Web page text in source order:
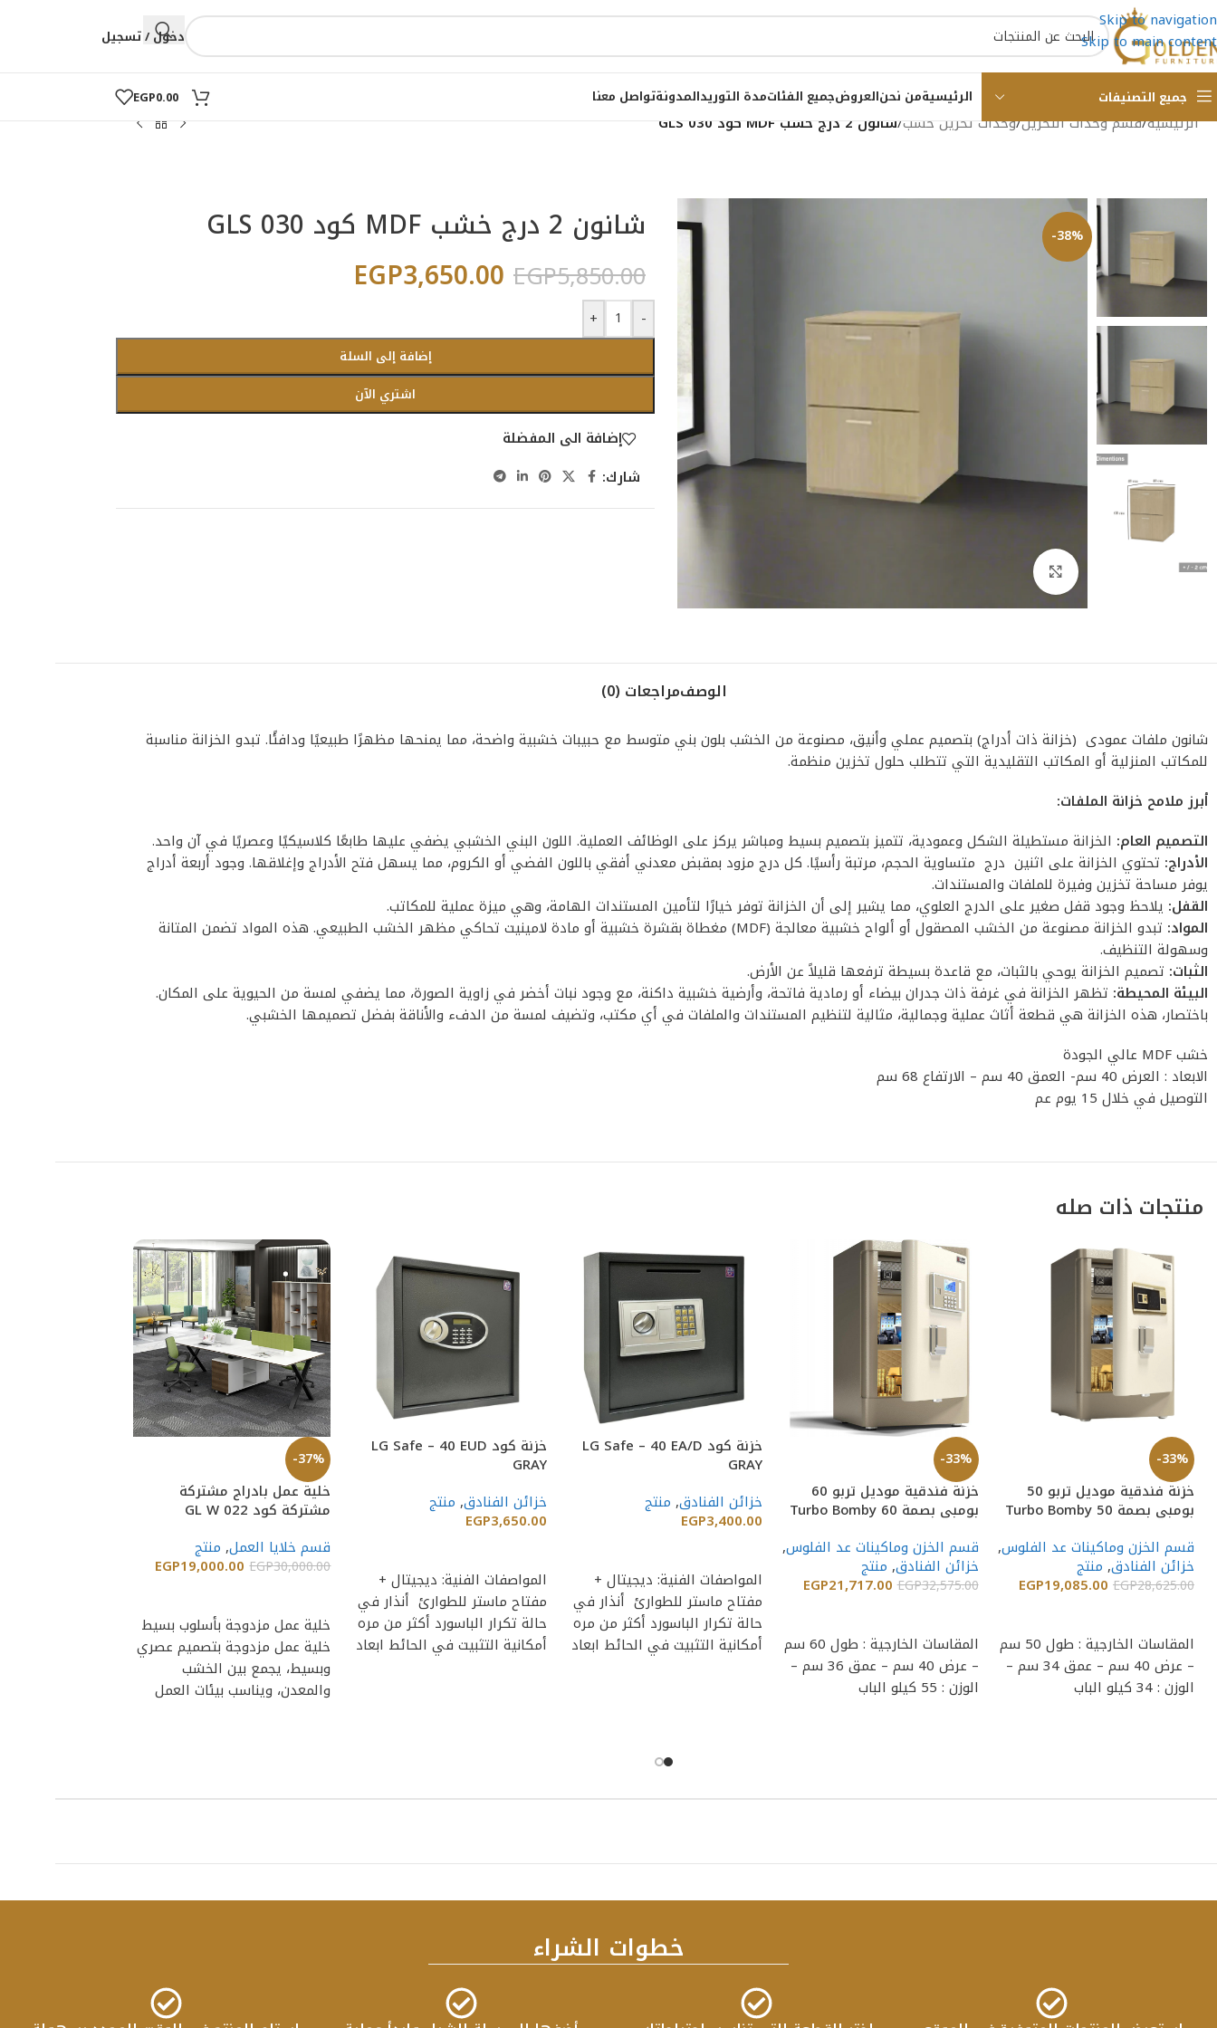
Skip to navigation
Skip to main content
دخول / تسجيل
جميع التصنيفات الرئيسيةمن نحنالعروضجميع الفئاتمدة التوريدالمدونةتواصل معنا EGP0.00
الرئيسية/قسم وحدات التخزين/وحدات تخزين خشب/شانون 2 درج خشب MDF كود GLS 030
-38% شانون 2 درج خشب MDF كود GLS 030
EGP5,850.00
EGP3,650.00
-
+
إضافة إلى السلة
اشتري الآن
إضافة الى المفضلة
شارك:
الوصفمراجعات (0)
شانون ملفات عمودى (خزانة ذات أدراج) بتصميم عملي وأنيق، مصنوعة من الخشب بلون بني متوسط مع حبيبات خشبية واضحة، مما يمنحها مظهرًا طبيعيًا ودافئًا. تبدو الخزانة مناسبة
للمكاتب المنزلية أو المكاتب التقليدية التي تتطلب حلول تخزين منظمة.
أبرز ملامح خزانة الملفات:
التصميم العام: الخزانة مستطيلة الشكل وعمودية، تتميز بتصميم بسيط ومباشر يركز على الوظائف العملية. اللون البني الخشبي يضفي عليها طابعًا كلاسيكيًا وعصريًا في آن واحد.
الأدراج: تحتوي الخزانة على اثنين درج متساوية الحجم، مرتبة رأسيًا. كل درج مزود بمقبض معدني أفقي باللون الفضي أو الكروم، مما يسهل فتح الأدراج وإغلاقها. وجود أربعة أدراج
يوفر مساحة تخزين وفيرة للملفات والمستندات.
القفل: يلاحظ وجود قفل صغير على الدرج العلوي، مما يشير إلى أن الخزانة توفر خيارًا لتأمين المستندات الهامة، وهي ميزة عملية للمكاتب.
المواد:
تبدو الخزانة مصنوعة من الخشب المصقول أو ألواح خشبية معالجة (MDF) مغطاة بقشرة خشبية أو مادة لامينيت تحاكي مظهر الخشب الطبيعي. هذه المواد تضمن المتانة
وسهولة التنظيف.
الثبات: تصميم الخزانة يوحي بالثبات، مع قاعدة بسيطة ترفعها قليلاً عن الأرض.
البيئة المحيطة: تظهر الخزانة في غرفة ذات جدران بيضاء أو رمادية فاتحة، وأرضية خشبية داكنة، مع وجود نبات أخضر في زاوية الصورة، مما يضفي لمسة من الحيوية على المكان.
باختصار، هذه الخزانة هي قطعة أثاث عملية وجمالية، مثالية لتنظيم المستندات والملفات في أي مكتب، وتضيف لمسة من الدفء والأناقة بفضل تصميمها الخشبي.
خشب MDF عالي الجودة
الابعاد : العرض 40 سم- العمق 40 سم – الارتفاع 68 سم
التوصيل في خلال 15 يوم عم
منتجات ذات صله
-33%
خزنة فندقية موديل تربو 50
بومبي بصمة Turbo Bomby 50
قسم الخزن وماكينات عد الفلوس,
خزائن الفنادق, منتج
EGP28,625.00
EGP19,085.00
المقاسات الخارجية : طول 50 سم
– عرض 40 سم – عمق 34 سم –
الوزن : 34 كيلو الباب
-33%
خزنة فندقية موديل تربو 60
بومبي بصمة Turbo Bomby 60
قسم الخزن وماكينات عد الفلوس,
خزائن الفنادق, منتج
EGP32,575.00
EGP21,717.00
المقاسات الخارجية : طول 60 سم
– عرض 40 سم – عمق 36 سم –
الوزن : 55 كيلو الباب
خزنة كود LG Safe – 40 EA/D
GRAY
خزائن الفنادق, منتج
EGP3,400.00
المواصفات الفنية: ديجيتال +
مفتاح ماستر للطوارئ أنذار في
حالة تكرار الباسورد أكثر من مره
أمكانية التثبيت في الحائط ابعاد
خزنة كود LG Safe – 40 EUD
GRAY
خزائن الفنادق, منتج
EGP3,650.00
المواصفات الفنية: ديجيتال +
مفتاح ماستر للطوارئ أنذار في
حالة تكرار الباسورد أكثر من مره
أمكانية التثبيت في الحائط ابعاد
-37%
خلية عمل بادراج مشتركة
مشتركة كود GL W 022
قسم خلايا العمل, منتج
EGP30,000.00
EGP19,000.00
خلية عمل مزدوجة بأسلوب بسيط
خلية عمل مزدوجة بتصميم عصري
وبسيط، يجمع بين الخشب
والمعدن، ويناسب بيئات العمل
خطوات الشراء